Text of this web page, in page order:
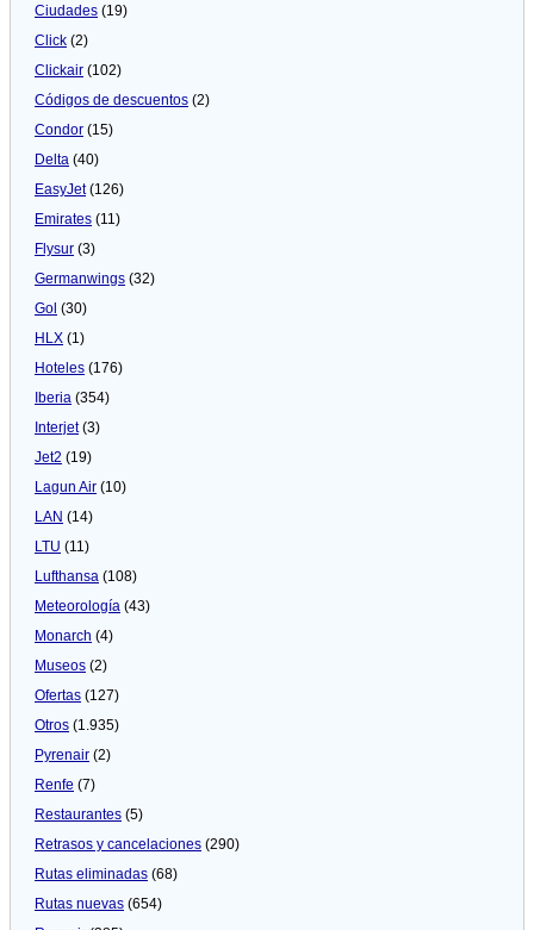
Ciudades (19)
Click (2)
Clickair (102)
Códigos de descuentos (2)
Condor (15)
Delta (40)
EasyJet(126)
Emirates (11)
Flysur (3)
Germanwings (32)
Gol (30)
HLX (1)
Hoteles (176)
Iberia (354)
Interjet(3)
Jet2 (19)
Lagun Air (10)
LAN (14)
LTU (11)
Lufthansa (108)
Meteorologí­a (43)
Monarch (4)
Museos (2)
Ofertas (127)
Otros (1.935)
Pyrenair (2)
Renfe (7)
Restaurantes (5)
Retrasos y cancelaciones (290)
Rutas eliminadas (68)
Rutas nuevas (654)